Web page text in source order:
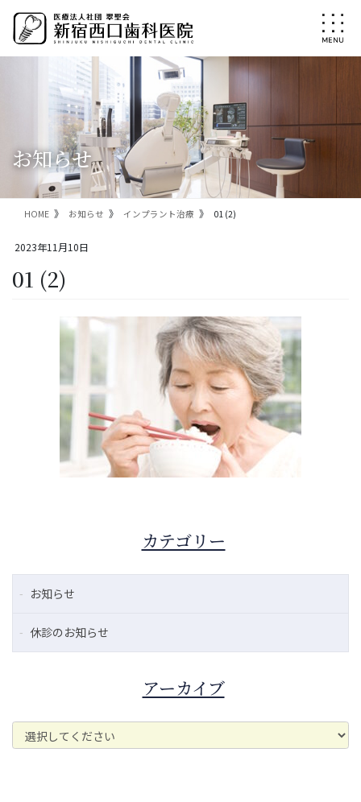
ン
ー
お知らせ
HOME お知らせ インプラント治療 01 (2)
2023年11月10日
01 (2)
カテゴリー
お知らせ
休診のお知らせ
アーカイブ